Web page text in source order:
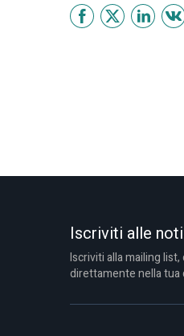
Iscriviti alle
Iscriviti alla mailing
direttamente nella tua